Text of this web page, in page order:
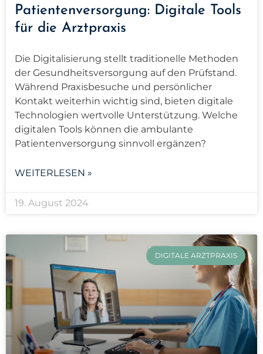
Patientenversorgung: Digitale Tools
für die Arztpraxis
Die Digitalisierung stellt traditionelle Methoden
der Gesundheitsversorgung auf den Prüfstand.
Während Praxisbesuche und persönlicher
Kontakt weiterhin wichtig sind, bieten digitale
Technologien wertvolle Unterstützung. Welche
digitalen Tools können die ambulante
Patientenversorgung sinnvoll ergänzen?
WEITERLESEN »
19. August 2024
DIGITALE ARZTPRAXIS